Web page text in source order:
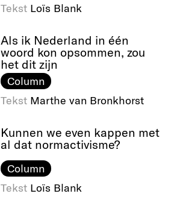
Tekst Loïs Blank
Als ik Nederland in één
woord kon opsommen, zou
het dit zijn
Column
Tekst Marthe van Bronkhorst
Kunnen we even kappen met
al dat normactivisme?
Column
Tekst Loïs Blank